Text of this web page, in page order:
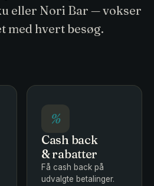
eller Nori Bar — vokser
med hvert besøg.
%
Cash back
& rabatter
Få cash back på
udvalgte betalinger.